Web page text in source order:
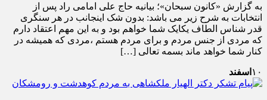
به گزارش «کانون سبحان»؛ بیانیه حاج علی امامی راد پس از
انتخابات به شرح زیر می باشد: بدون شک اینجانب در هر سنگری
قدر شناس الطاف یکایک شما خواهم بود و به این مهم اعتقاد دارم
که مردی از جنس مردم و برای مردم هستم ،مردی که همیشه در
کنار شما خواهد ماند بسمه تعالی […]
۱۰ اسفند